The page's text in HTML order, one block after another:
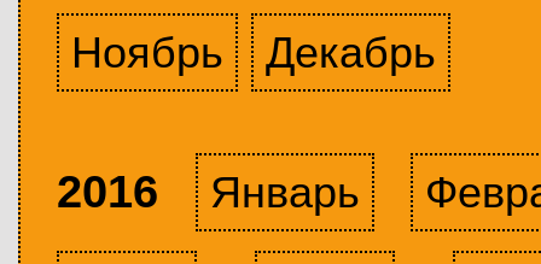
Ноябрь
Декабрь
2016 Январь